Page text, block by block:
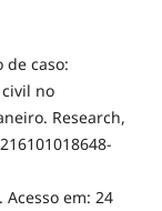
de caso:
no
Research,
Acesso em: 24